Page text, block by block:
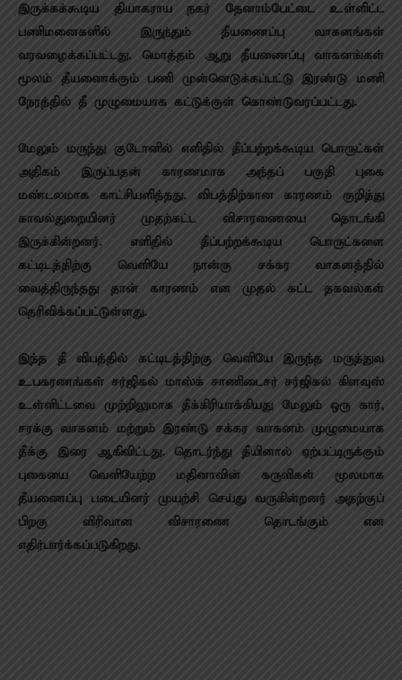
இருக்கக்கூடிய தியாகராய நகர் தேனாம்பேட்டை உள்ளிட்ட
பணிமனைகளில் இருந்தும் தீயணைப்பு வாகனங்கள்
வரவழைக்கப்பட்டது. மொத்தம் ஆறு தீயணைப்பு வாகனங்கள்
மூலம் தீயணைக்கும் பணி முன்னெடுக்கப்பட்டு இரண்டு மணி
நேரத்தில் தீ முழுமையாக கட்டுக்குள் கொண்டுவரப்பட்டது.
மேலும் மருந்து குடோனில் எளிதில் தீப்பற்றக்கூடிய பொருட்கள்
அதிகம் இருப்பதன் காரணமாக அந்தப் பகுதி புகை
மண்டலமாக காட்சியளித்தது. விபத்திற்கான காரணம் குறித்து
காவல்துறையினர் முதற்கட்ட விசாரணையை தொடங்கி
இருக்கின்றனர். எளிதில் தீப்பற்றக்கூடிய பொருட்களை
கட்டிடத்திற்கு வெளியே நான்கு சக்கர வாகனத்தில்
வைத்திருந்தது தான் காரணம் என முதல் கட்ட தகவல்கள்
தெரிவிக்கப்பட்டுள்ளது.
இந்த தீ விபத்தில் கட்டிடத்திற்கு வெளியே இருந்த மருத்துவ
உபகரணங்கள் சர்ஜிகல் மாஸ்க் சாணிடைசர் சர்ஜிகல் கிளவுஸ்
உள்ளிட்டவை முற்றிலுமாக தீக்கிரியாக்கியது மேலும் ஒரு கார்,
சரக்கு வாகனம் மற்றும் இரண்டு சக்கர வாகனம் முழுமையாக
தீக்கு இரை ஆகிவிட்டது. தொடர்ந்து தீயினால் ஏற்பட்டிருக்கும்
புகையை வெளியேற்ற மதினாவின் கருவிகள் மூலமாக
தீயணைப்பு படையினர் முயற்சி செய்து வருகின்றனர் அதற்குப்
பிறகு விரிவான விசாரணை தொடங்கும் என
எதிர்பார்க்கப்படுகிறது.